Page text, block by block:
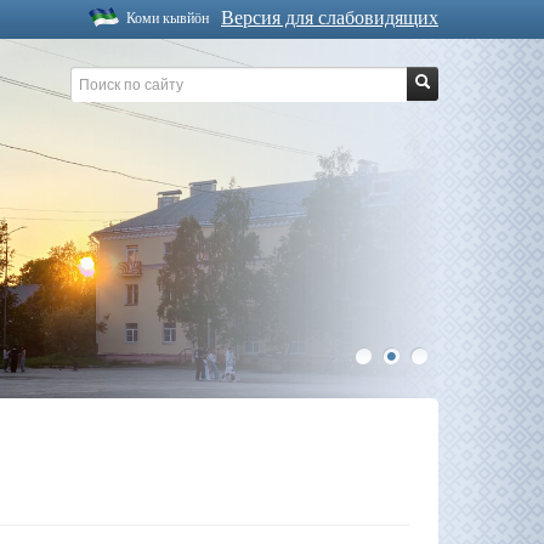
Версия для слабовидящих
Коми кывйöн
1 2 3